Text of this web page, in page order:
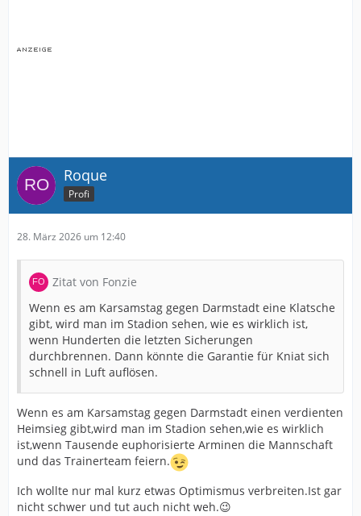
Roque
Profi
28. März 2026 um 12:40
Zitat von Fonzie
Wenn es am Karsamstag gegen Darmstadt eine Klatsche
gibt, wird man im Stadion sehen, wie es wirklich ist,
wenn Hunderten die letzten Sicherungen
durchbrennen. Dann könnte die Garantie für Kniat sich
schnell in Luft auflösen.
Wenn es am Karsamstag gegen Darmstadt einen verdienten
Heimsieg gibt,wird man im Stadion sehen,wie es wirklich
ist,wenn Tausende euphorisierte Arminen die Mannschaft
und das Trainerteam feiern.
Ich wollte nur mal kurz etwas Optimismus verbreiten.Ist gar
nicht schwer und tut auch nicht weh.😉